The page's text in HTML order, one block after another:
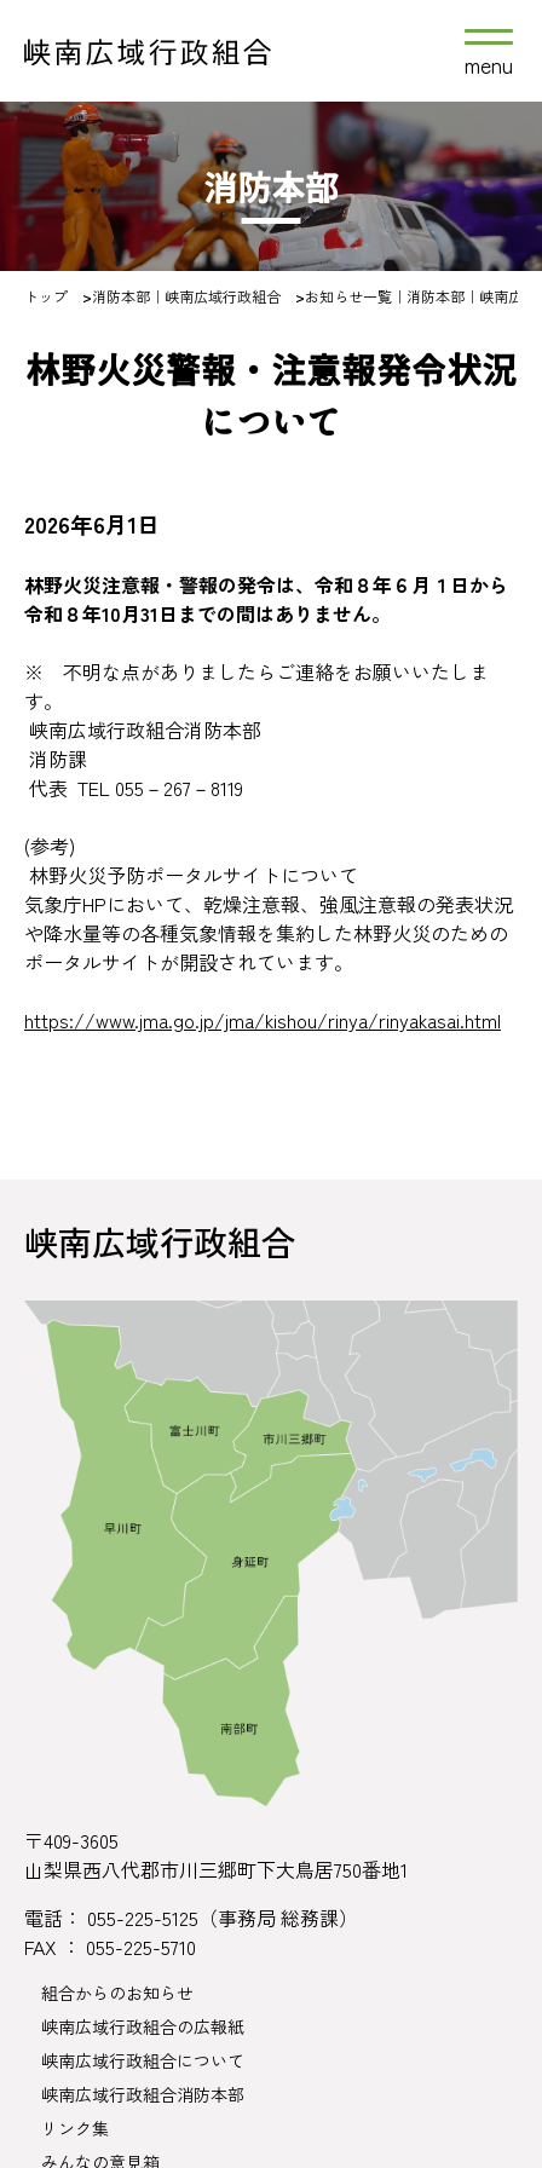
menu
消防本部
トップ >消防本部｜峡南広域行政組合 >お知らせ一覧｜消防本部｜峡南広域
林野火災警報・注意報発令状況
について
2026年6月1日
林野火災注意報・警報の発令は、令和８年６月１日から
令和８年10月31日までの間はありません。
※ 不明な点がありましたらご連絡をお願いいたしま
す。
峡南広域行政組合消防本部
消防課
代表 TEL 055－267－8119
(参考)
林野火災予防ポータルサイトについて
気象庁HPにおいて、乾燥注意報、強風注意報の発表状況
や降水量等の各種気象情報を集約した林野火災のための
ポータルサイトが開設されています。
https://www.jma.go.jp/jma/kishou/rinya/rinyakasai.html
峡南広域行政組合
〒409-3605
山梨県西八代郡市川三郷町下大鳥居750番地1
電話： 055-225-5125（事務局 総務課）
FAX ： 055-225-5710
組合からのお知らせ
峡南広域行政組合の広報紙
峡南広域行政組合について
峡南広域行政組合消防本部
リンク集
みんなの意見箱